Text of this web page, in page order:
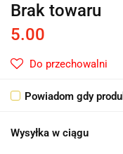
Brak towaru
5.00
Do przechowalni
Powiadom gdy
Wysyłka w ciągu